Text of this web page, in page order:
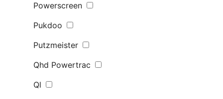
Powerscreen
Pukdoo
Putzmeister
Qhd Powertrac
Ql